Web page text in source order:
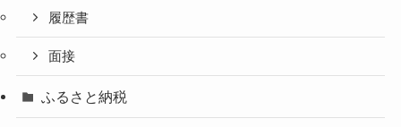
履歴書
面接
ふるさと納税